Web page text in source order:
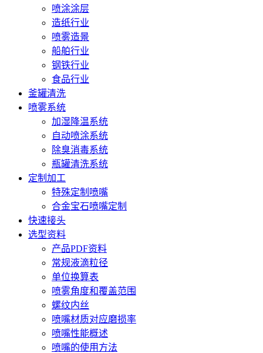
喷涂涂层
造纸行业
喷雾造景
船舶行业
钢铁行业
食品行业
釜罐清洗
喷雾系统
加湿降温系统
自动喷涂系统
除臭消毒系统
瓶罐清洗系统
定制加工
特殊定制喷嘴
合金宝石喷嘴定制
快速接头
选型资料
产品PDF资料
常规液滴粒径
单位换算表
喷雾角度和覆盖范围
螺纹内丝
喷嘴材质对应磨损率
喷嘴性能概述
喷嘴的使用方法